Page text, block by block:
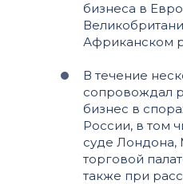
бизнеса в
Африканском
В течение
сопровождал
бизнес в
России, в том
суде
торговой
также при